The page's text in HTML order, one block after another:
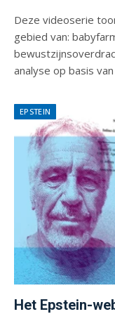
Deze videoserie
gebied van:
analyse op basis
EPSTEIN
Het Epstein-